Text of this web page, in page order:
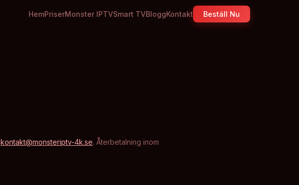
HemPriserMonster IPTVSmart TVBloggKontakt Beställ Nu
kontakt@monsteriptv-4k.se. Återbetalning inom